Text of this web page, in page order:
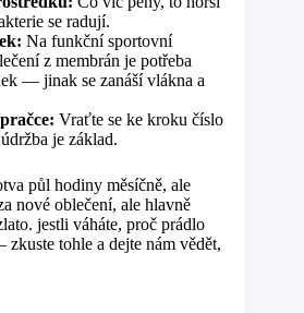
se radují.
Na funkční sportovní
z membrán je potřeba
— jinak se zanáší vlákna a
Vraťte se ke kroku číslo
je základ.
půl hodiny měsíčně, ale
nové oblečení, ale hlavně
jestli váháte, proč prádlo
tohle a dejte nám vědět,